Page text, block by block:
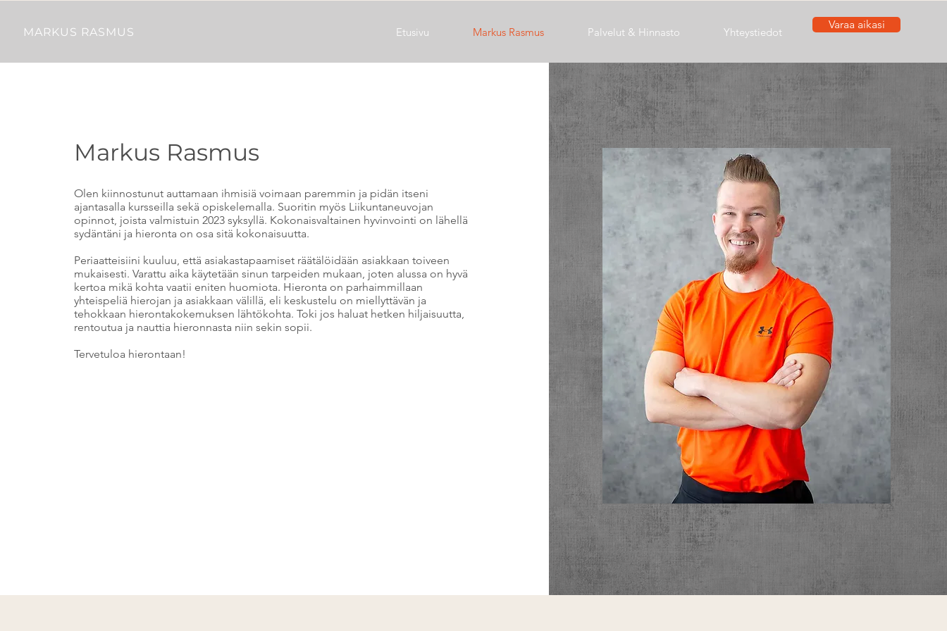
MARKUS RASMUS Etusivu Markus Rasmus Palvelut & Hinnasto Yhteystiedot
Varaa aikasi
Markus Rasmus
Olen kiinnostunut auttamaan ihmisiä voimaan paremmin ja pidän itseni
ajantasalla kursseilla sekä opiskelemalla. Suoritin myös Liikuntaneuvojan
opinnot, joista valmistuin 2023 syksyllä. Kokonaisvaltainen hyvinvointi on lähellä
sydäntäni ja hieronta on osa sitä kokonaisuutta.
Periaatteisiini kuuluu, että asiakastapaamiset räätälöidään asiakkaan toiveen
mukaisesti. Varattu aika käytetään sinun tarpeiden mukaan, joten alussa on hyvä
kertoa mikä kohta vaatii eniten huomiota. Hieronta on parhaimmillaan
yhteispeliä hierojan ja asiakkaan välillä, eli keskustelu on miellyttävän ja
tehokkaan hierontakokemuksen lähtökohta. Toki jos haluat hetken hiljaisuutta,
rentoutua ja nauttia hieronnasta niin sekin sopii.
Tervetuloa hierontaan!